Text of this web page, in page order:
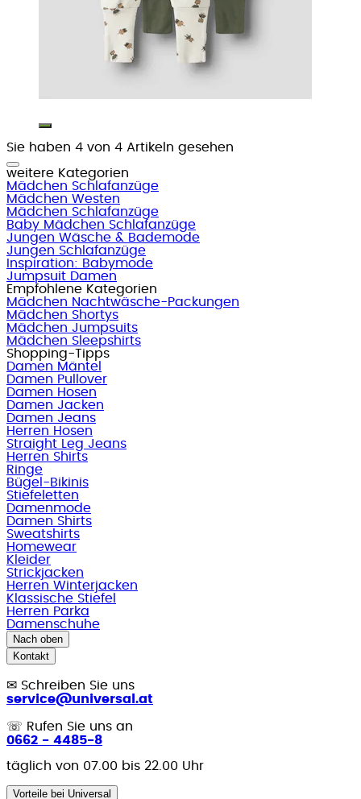
Sie haben 4 von 4 Artikeln gesehen
weitere Kategorien
Mädchen Schlafanzüge
Mädchen Westen
Mädchen Schlafanzüge
Baby Mädchen Schlafanzüge
Jungen Wäsche & Bademode
Jungen Schlafanzüge
Inspiration: Babymode
Jumpsuit Damen
Empfohlene Kategorien
Mädchen Nachtwäsche-Packungen
Mädchen Shortys
Mädchen Jumpsuits
Mädchen Sleepshirts
Shopping-Tipps
Damen Mäntel
Damen Pullover
Damen Hosen
Damen Jacken
Damen Jeans
Herren Hosen
Straight Leg Jeans
Herren Shirts
Ringe
Bügel-Bikinis
Stiefeletten
Damenmode
Damen Shirts
Sweatshirts
Homewear
Kleider
Strickjacken
Herren Winterjacken
Klassische Stiefel
Herren Parka
Damenschuhe
Nach oben
Kontakt
✉ Schreiben Sie uns
service@universal.at
☏ Rufen Sie uns an
0662 - 4485-8
täglich von 07.00 bis 22.00 Uhr
Vorteile bei Universal